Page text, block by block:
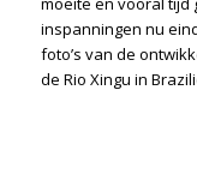
inspanningen nu
foto’s van de
de Rio Xingu in